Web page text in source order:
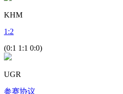
KHM
1 :2
(0:1 1:1 0:0)
UGR
参赛协议